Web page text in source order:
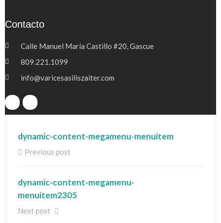
Contacto
Calle Manuel María Castillo #20, Gascue
809.221.1099
info@varicesasiliszaiter.com
dynamic-content-megamenu-menuitem
Previous post
dynamic-content-megamenu-
menuitem2305
Next post